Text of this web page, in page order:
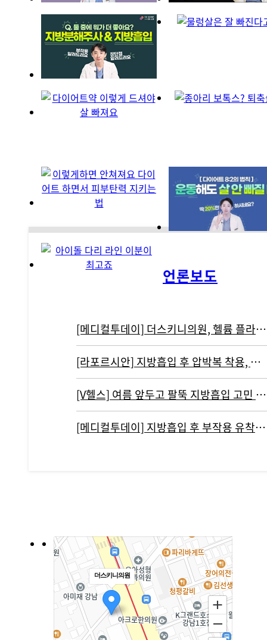
언론보도
[메디컬투데이] 더스키니의원, 헬륨 플라즈마 기반 리뉴비온 도입
[라포르시안] 지방흡입 후 압박복 착용, 결과에 영향 주지 않아...통증…
[V헬스] 여름 앞두고 팔뚝 지방흡입 고민 중이라면 '이것' 주의해야
[메디컬투데이] 지방흡입 후 부작용 유착현상인 ‘바이오본드’ 개선하려면?
더스키니의원